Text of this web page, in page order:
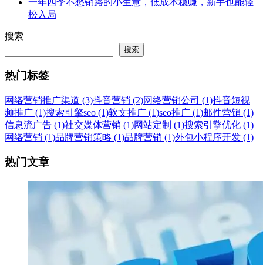
一年四季不愁销路的小生意，低成本稳赚，新手也能轻
松入局
搜索
搜索
热门标签
网络营销推广渠道 (3)抖音营销 (2)网络营销公司 (1)抖音短视
频推广 (1)搜索引擎seo (1)软文推广 (1)seo推广 (1)邮件营销 (1)
信息流广告 (1)社交媒体营销 (1)网站定制 (1)搜索引擎优化 (1)
网络营销 (1)品牌营销策略 (1)品牌营销 (1)外包小程序开发 (1)
热门文章